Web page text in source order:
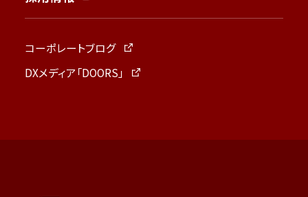
コーポレートブログ
DXメディア「DOORS」